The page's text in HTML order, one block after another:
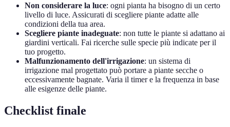
Non considerare la luce: ogni pianta ha bisogno di un certo
livello di luce. Assicurati di scegliere piante adatte alle
condizioni della tua area.
Scegliere piante inadeguate: non tutte le piante si adattano ai
giardini verticali. Fai ricerche sulle specie più indicate per il
tuo progetto.
Malfunzionamento dell'irrigazione: un sistema di
irrigazione mal progettato può portare a piante secche o
eccessivamente bagnate. Varia il timer e la frequenza in base
alle esigenze delle piante.
Checklist finale